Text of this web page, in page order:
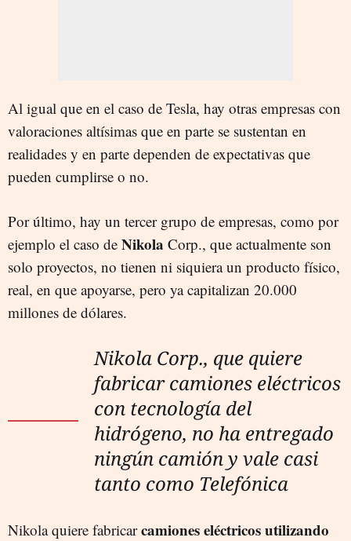
Al igual que en el caso de Tesla, hay otras empresas con
valoraciones altísimas que en parte se sustentan en
realidades y en parte dependen de expectativas que
pueden cumplirse o no.
Por último, hay un tercer grupo de empresas, como por
ejemplo el caso de Nikola Corp., que actualmente son
solo proyectos, no tienen ni siquiera un producto físico,
real, en que apoyarse, pero ya capitalizan 20.000
millones de dólares.
Nikola Corp., que quiere
fabricar camiones eléctricos
con tecnología del
hidrógeno, no ha entregado
ningún camión y vale casi
tanto como Telefónica
Nikola quiere fabricarcamiones eléctricos utilizando